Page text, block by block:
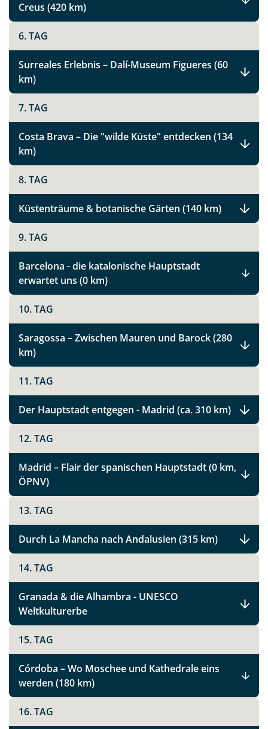
Teile diese Reise
Facebook
Instagram
X
WhatsApp
Telegram
per E-Mail senden
Creus (420 km)
6. TAG
Surreales Erlebnis – Dalí-Museum Figueres (60
km)
7. TAG
Costa Brava – Die "wilde Küste" entdecken (134
km)
8. TAG
Küstenträume & botanische Gärten (140 km)
9. TAG
Barcelona - die katalonische Hauptstadt
erwartet uns (0 km)
10. TAG
Saragossa – Zwischen Mauren und Barock (280
km)
11. TAG
Der Hauptstadt entgegen - Madrid (ca. 310 km)
12. TAG
Madrid – Flair der spanischen Hauptstadt (0 km,
ÖPNV)
13. TAG
Durch La Mancha nach Andalusien (315 km)
14. TAG
Granada & die Alhambra - UNESCO
Weltkulturerbe
15. TAG
Córdoba – Wo Moschee und Kathedrale eins
werden (180 km)
16. TAG